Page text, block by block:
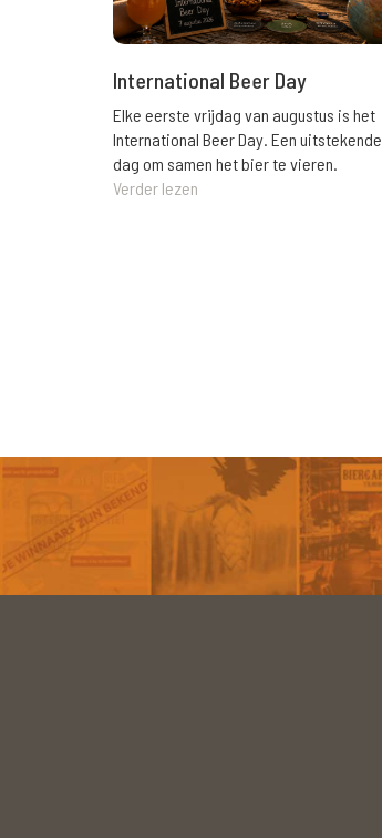
International Beer Day
Elke eerste vrijdag van augustus is het
International Beer Day. Een uitstekende
dag om samen het bier te vieren.
Verder lezen